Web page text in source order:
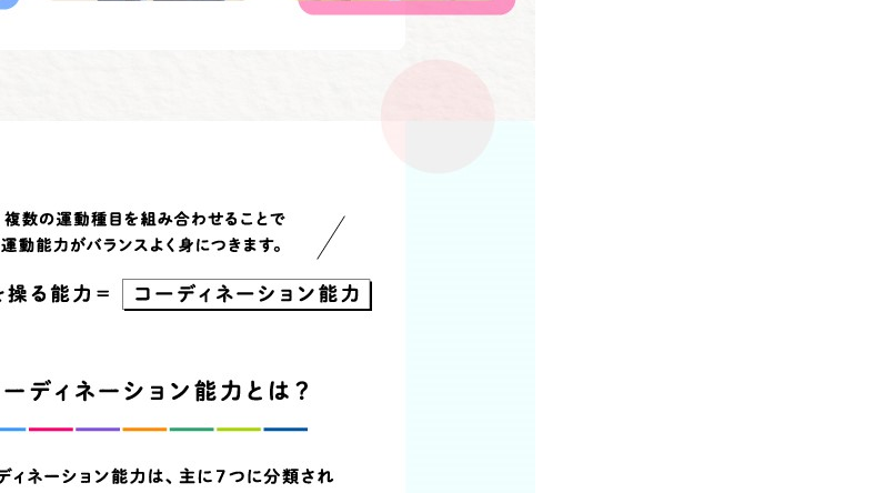
version of this website will be
translated mechanically, so it may
not be an accurate translation.
The translation may differ from the
original content. We ask that you
Automatic translation start